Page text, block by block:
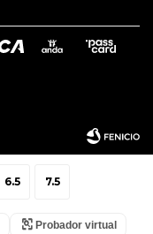
6.5 7.5
Probador virtual